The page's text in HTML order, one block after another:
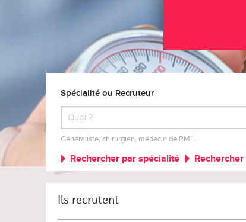
Spécialité ou Recruteur
Généraliste, chirurgien, médecin de PMI…
Rechercher par spécialité
Ils recrutent